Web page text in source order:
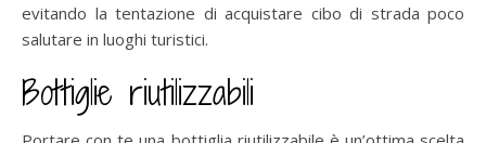
evitando la tentazione di acquistare cibo di strada poco
salutare in luoghi turistici.
Bottiglie riutilizzabili